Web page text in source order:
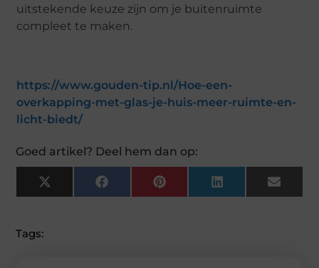
uitstekende keuze zijn om je buitenruimte
compleet te maken.
https://www.gouden-tip.nl/Hoe-een-
overkapping-met-glas-je-huis-meer-ruimte-en-
licht-biedt/
Goed artikel? Deel hem dan op:
X
(
F
A
P
I
L
I
E
M
Tags: